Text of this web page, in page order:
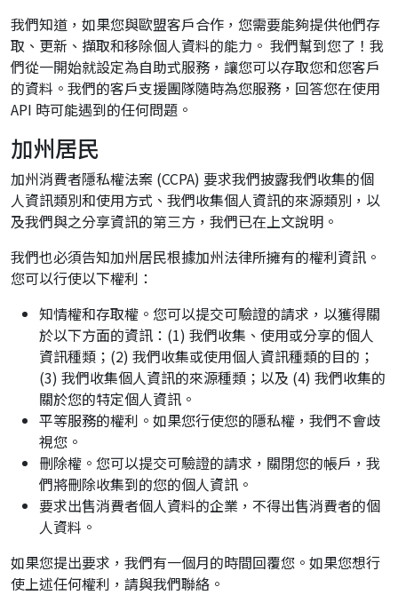
我們知道，如果您與歐盟客戶合作，您需要能夠提供他們存
取、更新、擷取和移除個人資料的能力。 我們幫到您了！我
們從一開始就設定為自助式服務，讓您可以存取您和您客戶
的資料。我們的客戶支援團隊隨時為您服務，回答您在使用
API 時可能遇到的任何問題。
加州居民
加州消費者隱私權法案 (CCPA) 要求我們披露我們收集的個
人資訊類別和使用方式、我們收集個人資訊的來源類別，以
及我們與之分享資訊的第三方，我們已在上文說明。
我們也必須告知加州居民根據加州法律所擁有的權利資訊。
您可以行使以下權利：
知情權和存取權。您可以提交可驗證的請求，以獲得關
於以下方面的資訊：(1) 我們收集、使用或分享的個人
資訊種類；(2) 我們收集或使用個人資訊種類的目的；
(3) 我們收集個人資訊的來源種類；以及 (4) 我們收集的
關於您的特定個人資訊。
平等服務的權利。如果您行使您的隱私權，我們不會歧
視您。
刪除權。您可以提交可驗證的請求，關閉您的帳戶，我
們將刪除收集到的您的個人資訊。
要求出售消費者個人資料的企業，不得出售消費者的個
人資料。
如果您提出要求，我們有一個月的時間回覆您。如果您想行
使上述任何權利，請與我們聯絡。